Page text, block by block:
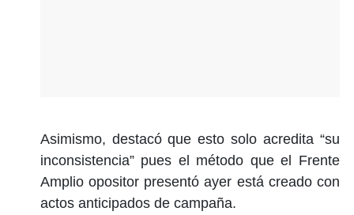
Asimismo, destacó que esto solo acredita “su
inconsistencia” pues el método que el Frente
Amplio opositor presentó ayer está creado con
actos anticipados de campaña.